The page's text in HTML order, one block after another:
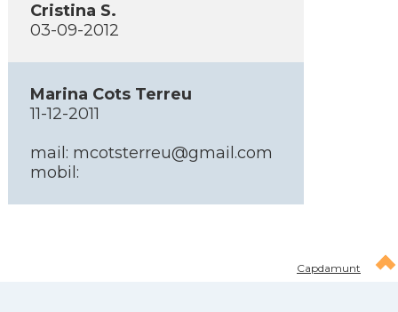
Cristina S.
03-09-2012
Marina Cots Terreu
11-12-2011
mail: mcotsterreu@gmail.com
mobil:
Capdamunt